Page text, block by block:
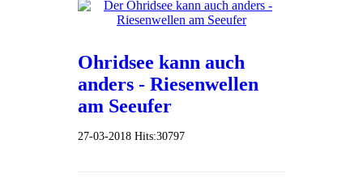
Ohridsee kann auch
anders - Riesenwellen
am Seeufer
27-03-2018 Hits:30797